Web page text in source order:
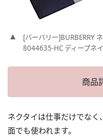
[バーバリー]BURBERRY
8044635-HC ディープネ
商品
ネクタイは仕事だけでな
面でも使われます。